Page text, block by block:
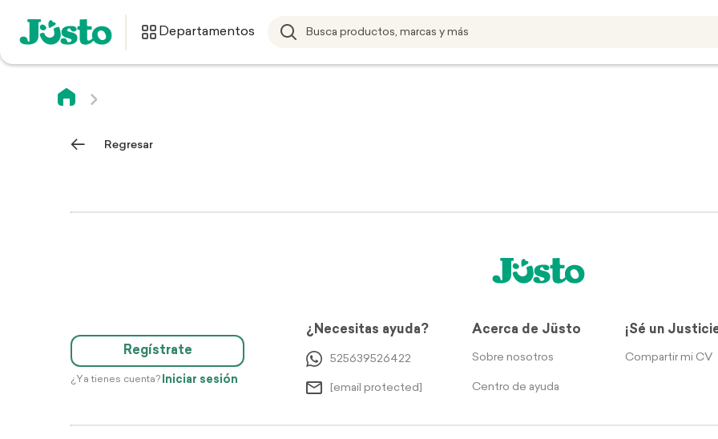
Departamentos
Regresar
Regístrate
¿Ya tienes cuenta? Iniciar sesión
¿Necesitas ayuda?
525639526422
[email protected]
Acerca de Jüsto
Sobre nosotros
Centro de ayuda
¡Sé un
Compartir mi CV